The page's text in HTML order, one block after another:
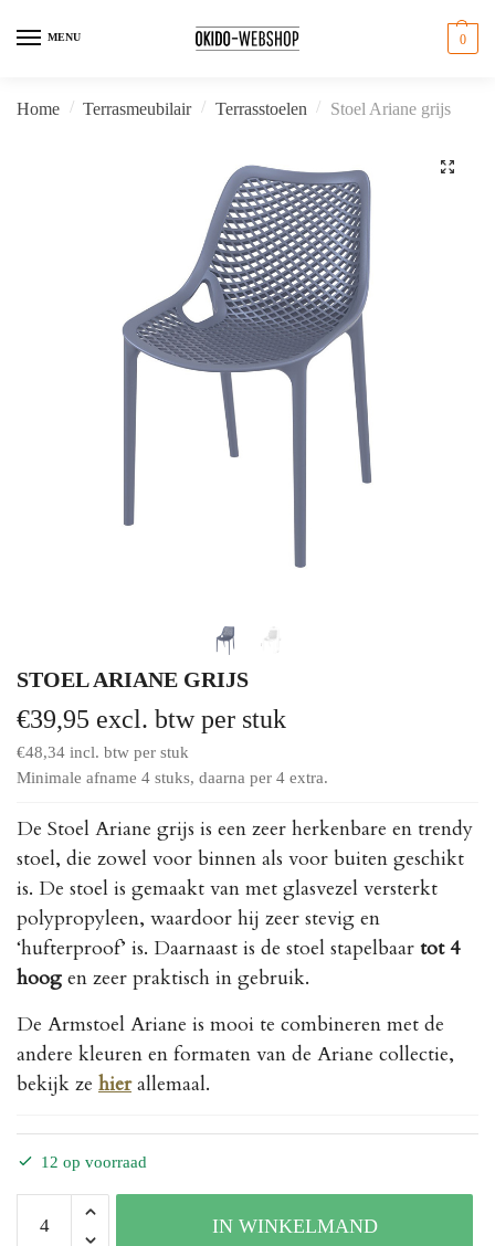
MENU 0
Home / Terrasmeubilair / Terrasstoelen / Stoel Ariane grijs
🔍
STOEL ARIANE GRIJS
€39,95 excl. btw per stuk
€48,34 incl. btw per stuk
Minimale afname 4 stuks, daarna per 4 extra.
De Stoel Ariane grijs is een zeer herkenbare en trendy
stoel, die zowel voor binnen als voor buiten geschikt
is. De stoel is gemaakt van met glasvezel versterkt
polypropyleen, waardoor hij zeer stevig en
‘hufterproof’ is. Daarnaast is de stoel stapelbaar tot 4
hoog en zeer praktisch in gebruik.
De Armstoel Ariane is mooi te combineren met de
andere kleuren en formaten van de Ariane collectie,
bekijk ze hierallemaal.
12 op voorraad
Ariane
IN WINKELMAND